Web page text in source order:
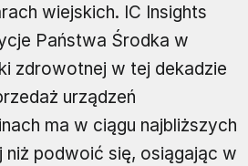
wiejskich. IC Insights
Państwa Środka w
zdrowotnej w tej dekadzie
urządzeń
ma w ciągu najbliższych
podwoić się, osiągając w